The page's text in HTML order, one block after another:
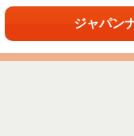
ジャパン